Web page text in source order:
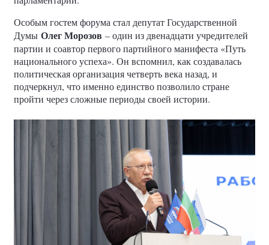
Особым гостем форума стал депутат Государственной
Думы Олег Морозов – один из двенадцати учредителей
партии и соавтор первого партийного манифеста «Путь
национального успеха». Он вспомнил, как создавалась
политическая организация четверть века назад, и
подчеркнул, что именно единство позволило стране
пройти через сложные периоды своей истории.